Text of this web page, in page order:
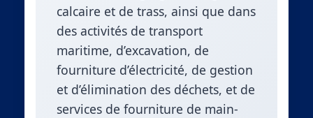
calcaire et de trass, ainsi que dans
des activités de transport
maritime, d’excavation, de
fourniture d’électricité, de gestion
et d’élimination des déchets, et de
services de fourniture de main-